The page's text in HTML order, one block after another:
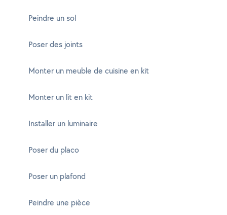
Peindre un sol
Poser des joints
Monter un meuble de cuisine en kit
Monter un lit en kit
Installer un luminaire
Poser du placo
Poser un plafond
Peindre une pièce